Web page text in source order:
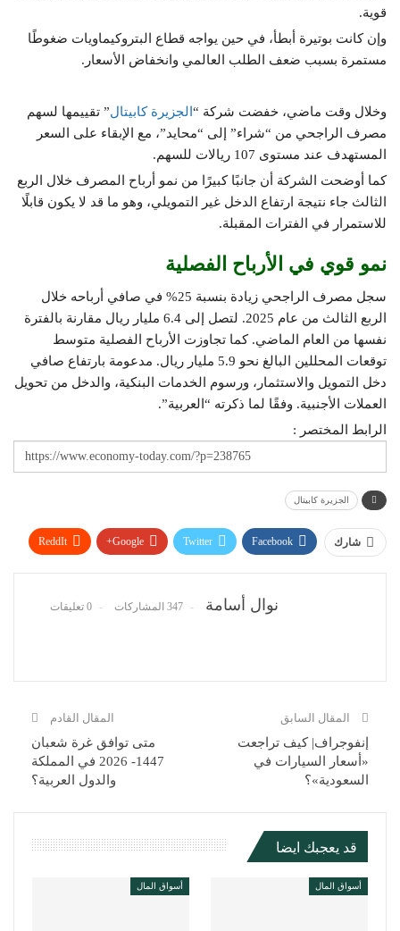
قوية.
وإن كانت بوتيرة أبطأ، في حين يواجه قطاع البتروكيماويات ضغوطًا
مستمرة بسبب ضعف الطلب العالمي وانخفاض الأسعار.
وخلال وقت ماضي، خفضت شركة “ الجزيرة كابيتال” تقييمها لسهم
مصرف الراجحي من “شراء” إلى “محايد”، مع الإبقاء على السعر
المستهدف عند مستوى 107 ريالات للسهم.
كما أوضحت الشركة أن جانبًا كبيرًا من نمو أرباح المصرف خلال الربع
الثالث جاء نتيجة ارتفاع الدخل غير التمويلي، وهو ما قد لا يكون قابلًا
للاستمرار في الفترات المقبلة.
نمو قوي في الأرباح الفصلية
سجل مصرف الراجحي زيادة بنسبة 25% في صافي أرباحه خلال
الربع الثالث من عام 2025. لتصل إلى 6.4 مليار ريال مقارنة بالفترة
نفسها من العام الماضي. كما تجاوزت الأرباح الفصلية متوسط
توقعات المحللين البالغ نحو 5.9 مليار ريال. مدعومة بارتفاع صافي
دخل التمويل والاستثمار، ورسوم الخدمات البنكية، والدخل من تحويل
العملات الأجنبية. وفقًا لما ذكرته “العربية”.
الرابط المختصر :
الجزيرة كابيتال
شارك Facebook
Twitter
Google+
ReddIt
نوال أسامة 347 المشاركات 0 تعليقات
المقال السابق
إنفوجراف| كيف تراجعت
«أسعار السيارات في
السعودية»؟
المقال القادم
متى توافق غرة شعبان
1447- 2026 في المملكة
والدول العربية؟
قد يعجبك ايضا
أسواق المال أسواق المال